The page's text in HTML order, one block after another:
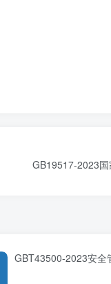
GB19517-2023
GBT43500-2023安全